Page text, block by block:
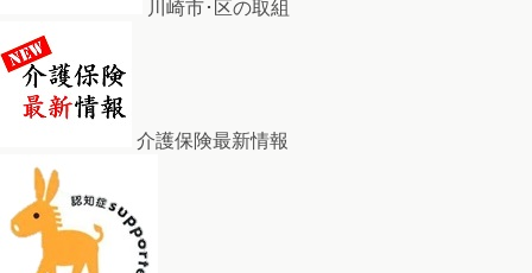
川崎市･区の取組
介護保険最新情報